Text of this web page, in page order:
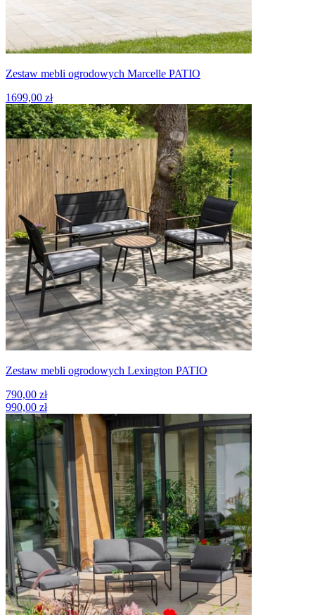
Zestaw mebli ogrodowych Marcelle PATIO
1699,00 zł
Zestaw mebli ogrodowych Lexington PATIO
790,00 zł
990,00 zł